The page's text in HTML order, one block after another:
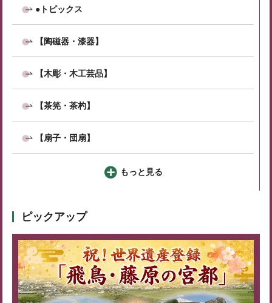
●トピックス
【陶磁器・漆器】
【木彫・木工芸品】
【茶筅・茶杓】
【扇子・団扇】
もっと見る
ピックアップ